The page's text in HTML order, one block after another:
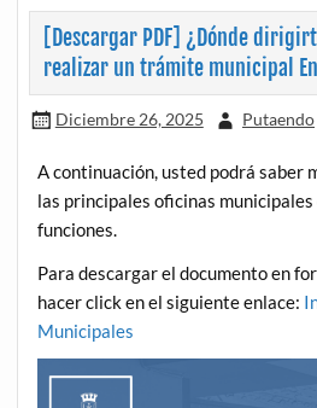
[Descargar PDF] ¿Dónde
realizar un trámite municipal
Diciembre 26, 2025 Putaendo
A continuación, usted podrá saber
las principales oficinas municipales
funciones.
Para descargar el documento en
hacer click en el siguiente enlace:
Municipales